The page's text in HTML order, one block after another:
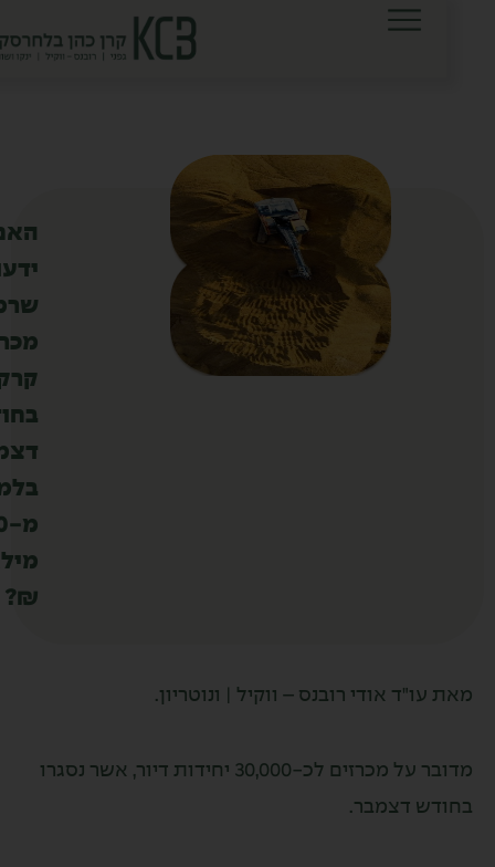
ידעתם
שרמ"י
מכרה
קרקעות
בחודש
דצמבר,
בלמעלה
מ-10
מילארד
עו"ד אודי רובנס – ווקיל | ונוטריון.
מדובר על מכרזים לכ-30,000 יחידות דיור, אשר נסגרו
דצמבר.